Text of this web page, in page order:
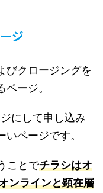
ジ
びクロージングを
ージ。
にして申し込み
ページです。
ことでチラシはオ
ンラインと顕在層